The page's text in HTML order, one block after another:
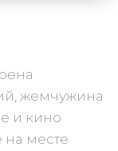
жемчужина
и кино
на месте